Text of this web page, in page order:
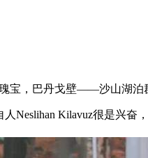
宝，巴丹戈壁——沙山湖泊
Kilavuz很是兴奋